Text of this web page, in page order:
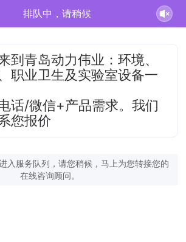
排队中，请稍候
到青岛动力伟业：环境、
职业卫生及实验室设备一
话/微信+产品需求。我们
您报价
入服务队列，请您稍候，马上为您转接您的
在线咨询顾问。